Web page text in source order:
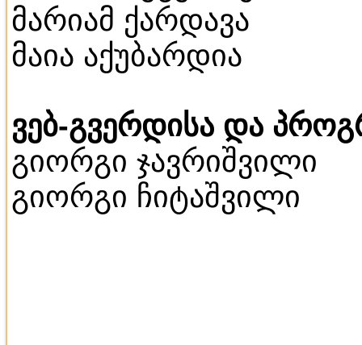
მარიამ ქარდავა
მაია აქუბარდია
ვებ-გვერდისა და
გიორგი ჯავრიშვილი
გიორგი ჩიტაშვილი